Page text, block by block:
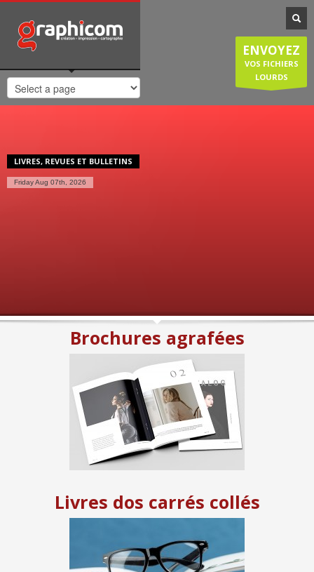
NOTRE SPÉCIALISATION
Notre entreprise familiale est spécialisée dans la cartographie, les
plans de ville, mais est également compétente en infographie, en
création graphique, en impression grâce à nos presses numériques
de haute qualité. Nous réalisons également des sites internet et
couvrons donc une large demande des entreprises et particuliers.
Vendredi: 8:30-12:30/14:00-18:00
Samedi/Dimanche: Fermé.
ENVOYEZ
VOS FICHIERS
LOURDS
LIVRES, REVUES ET BULLETINS
Friday Aug 07th, 2026
Brochures agrafées
Livres dos carrés collés